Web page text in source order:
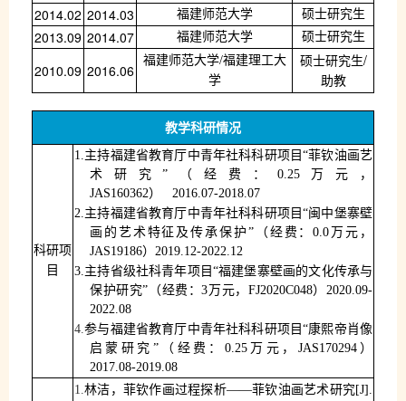
2014.02 2014.03 福建师范大学 硕士研究生
2013.09 2014.07 福建师范大学 硕士研究生
2010.09 2016.06
福建师范大学/福建理工大
学
硕士研究生/
助教
教学科研情况
科研项
目
1.主持福建省教育厅中青年社科科研项目“菲钦油画艺
术研究” （经费： 0.25万元，
JAS160362） 2016.07-2018.07
2.主持福建省教育厅中青年社科科研项目“闽中堡寨壁
画的艺术特征及传承保护 ”（经费：0.0 万元，
JAS19186） 2019.12-2022.12
3.主持省级社科青年项目 “福建堡寨壁画的文化传承与
保护研究” （经费：3 万元， FJ2020C048）2020.09-
2022.08
4.参与福建省教育厅中青年社科科研项目“康熙帝肖像
启蒙研究”（ 经费： 0.25万元， JAS170294）
2017.08-2019.08
1.林洁，菲钦作画过程探析——菲钦油画艺术研究[J].